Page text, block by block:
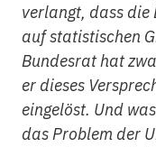
verlangt, dass die
auf statistischen
Bundesrat hat
er dieses
eingelöst. Und
das Problem der